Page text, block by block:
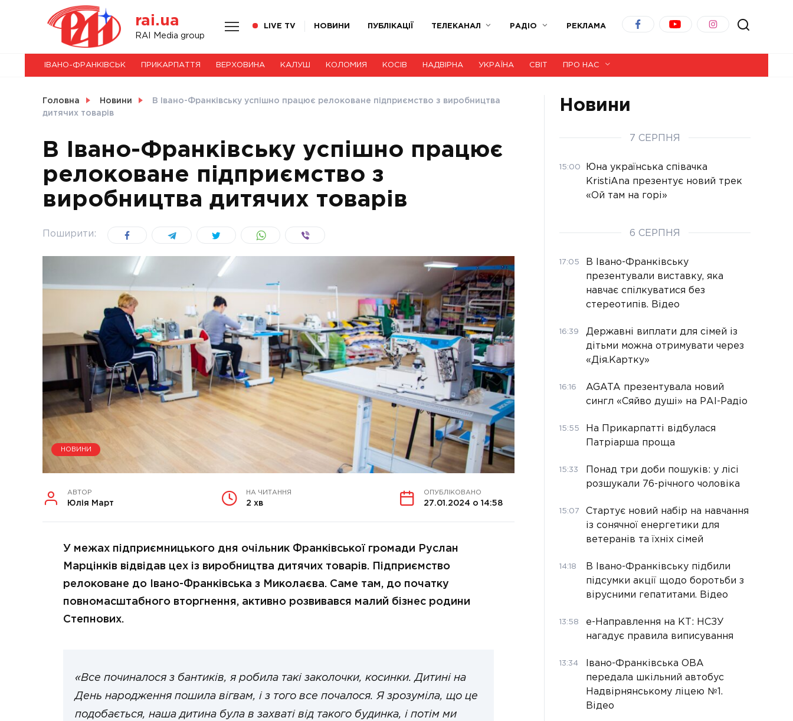
rai.ua
RAI Media group
LIVE TV НОВИНИ ПУБЛІКАЦІЇ ТЕЛЕКАНАЛ РАДІО РЕКЛАМА
НОВИНИ
СВІТ
УКРАЇНА
ІВАНО-ФРАНКІВСЬК ПРИКАРПАТТЯ ВЕРХОВИНА КАЛУШ КОЛОМИЯ КОСІВ НАДВІРНА УКРАЇНА СВІТ ПРО НАС
Головна Новини
В Івано-Франківську успішно працює релоковане підприємство з виробництва
дитячих товарів
В Івано-Франківську успішно працює
релоковане підприємство з
виробництва дитячих товарів
Поширити:
НОВИНИ
АВТОР
Юлія Март
НА ЧИТАННЯ
2 хв
ОПУБЛІКОВАНО
27.01.2024 о 14:58
У межах підприємницького дня очільник Франківської громади Руслан
Марцінків відвідав цех із виробництва дитячих товарів. Підприємство
релоковане до Івано-Франківська з Миколаєва. Саме там, до початку
повномасштабного вторгнення, активно розвивався малий бізнес родини
Степнових.
«Все починалося з бантиків, я робила такі заколочки, косинки. Дитині на
День народження пошила вігвам, і з того все почалося. Я зрозуміла, що це
подобається, наша дитина була в захваті від такого будинка, і потім ми
Новини
7 СЕРПНЯ
15:00
Юна українська співачка
KristiAna презентує новий трек
«Ой там на горі»
6 СЕРПНЯ
17:05
В Івано-Франківську
презентували виставку, яка
навчає спілкуватися без
стереотипів. Відео
16:39
Державні виплати для сімей із
дітьми можна отримувати через
«Дія.Картку»
16:16
AGATA презентувала новий
сингл «Сяйво душі» на РАІ-Радіо
15:55
На Прикарпатті відбулася
Патріарша проща
15:33
Понад три доби пошуків: у лісі
розшукали 76-річного чоловіка
15:07
Стартує новий набір на навчання
із сонячної енергетики для
ветеранів та їхніх сімей
14:18
В Івано-Франківську підбили
підсумки акції щодо боротьби з
вірусними гепатитами. Відео
13:58
е-Направлення на КТ: НСЗУ
нагадує правила виписування
13:34
Івано-Франківська ОВА
передала шкільний автобус
Надвірнянському ліцею №1.
Відео